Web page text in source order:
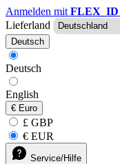
Anmelden mit FLEX_ID
Lieferland
Deutsch
Deutsch
English
€ Euro
£ GBP
€ EUR
Service/Hilfe